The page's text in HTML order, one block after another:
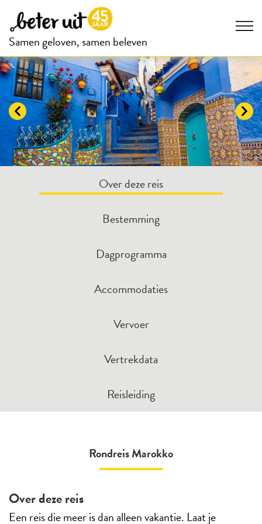
Samen geloven, samen beleven
Over deze reis
Bestemming
Dagprogramma
Accommodaties
Vervoer
Vertrekdata
Reisleiding
Rondreis Marokko
Over deze reis
Een reis die meer is dan alleen vakantie. Laat je